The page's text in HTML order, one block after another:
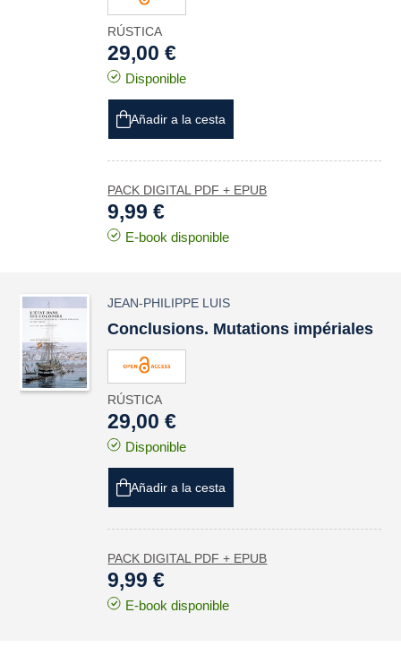
RÚSTICA
29,00 €
Disponible
Añadir a la cesta
PACK DIGITAL PDF + EPUB
9,99 €
E-book disponible
JEAN-PHILIPPE LUIS
Conclusions. Mutations impériales
RÚSTICA
29,00 €
Disponible
Añadir a la cesta
PACK DIGITAL PDF + EPUB
9,99 €
E-book disponible